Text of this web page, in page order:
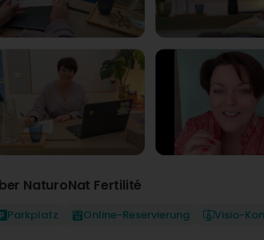
NaturoNat Fertilité
Parkplatz Online-Reservierung Visio-